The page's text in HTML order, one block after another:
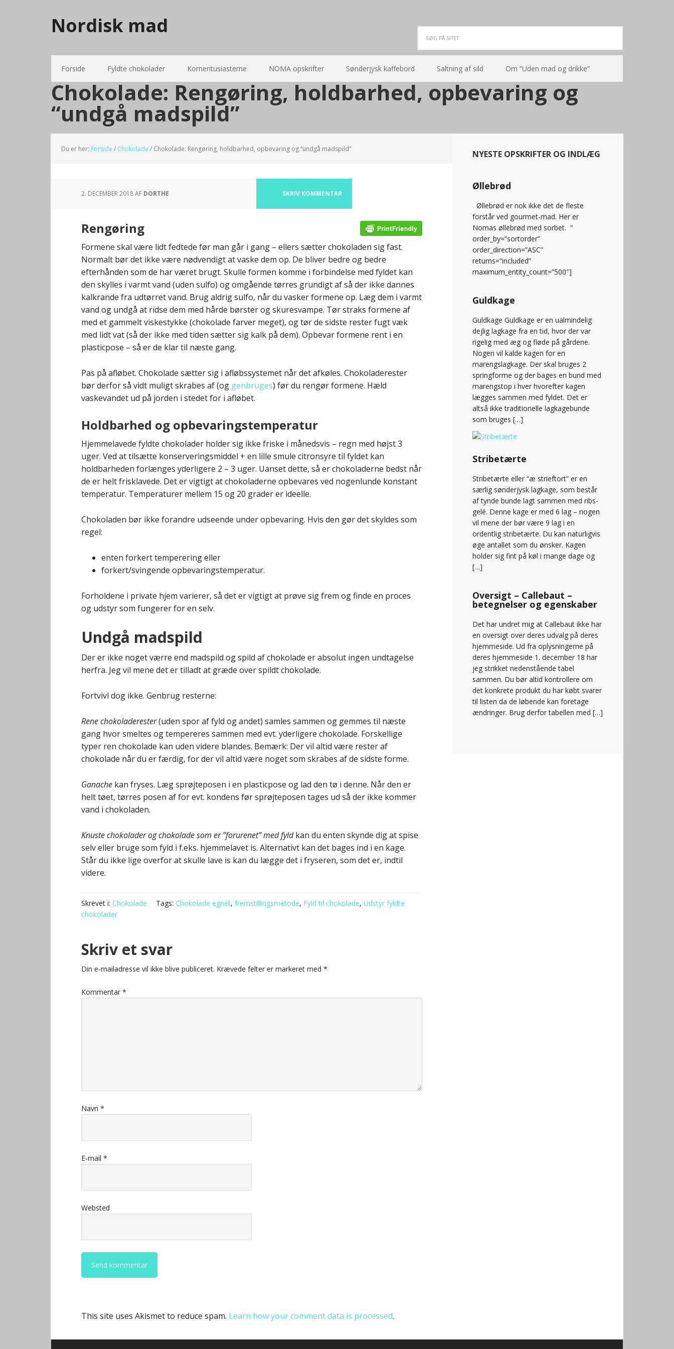
Nordisk mad
Forside Fyldte chokolader Kornentusiasterne NOMA opskrifter Sønderjysk kaffebord Saltning af sild Om “Uden mad og drikke”
Chokolade: Rengøring, holdbarhed, opbevaring og
“undgå madspild”
Du er her: Forside / Chokolade / Chokolade: Rengøring, holdbarhed, opbevaring og “undgå madspild”
2. DECEMBER 2018AF DORTHE SKRIV KOMMENTAR
Rengøring
Formene skal være lidt fedtede før man går i gang – ellers sætter chokoladen sig fast.
Normalt bør det ikke være nødvendigt at vaske dem op. De bliver bedre og bedre
efterhånden som de har været brugt. Skulle formen komme i forbindelse med fyldet kan
den skylles i varmt vand (uden sulfo) og omgående tørres grundigt af så der ikke dannes
kalkrande fra udtørret vand. Brug aldrig sulfo, når du vasker formene op. Læg dem i varmt
vand og undgå at ridse dem med hårde børster og skuresvampe. Tør straks formene af
med et gammelt viskestykke (chokolade farver meget), og tør de sidste rester fugt væk
med lidt vat (så der ikke med tiden sætter sig kalk på dem). Opbevar formene rent i en
plasticpose – så er de klar til næste gang.
Pas på afløbet. Chokolade sætter sig i afløbssystemet når det afkøles. Chokoladerester
bør derfor så vidt muligt skrabes af (og genbruges) før du rengør formene. Hæld
vaskevandet ud på jorden i stedet for i afløbet.
Holdbarhed og opbevaringstemperatur
Hjemmelavede fyldte chokolader holder sig ikke friske i månedsvis – regn med højst 3
uger. Ved at tilsætte konserveringsmiddel + en lille smule citronsyre til fyldet kan
holdbarheden forlænges yderligere 2 – 3 uger. Uanset dette, så er chokoladerne bedst når
de er helt frisklavede. Det er vigtigt at chokoladerne opbevares ved nogenlunde konstant
temperatur. Temperaturer mellem 15 og 20 grader er ideelle.
Chokoladen bør ikke forandre udseende under opbevaring. Hvis den gør det skyldes som
regel:
enten forkert temperering eller
forkert/svingende opbevaringstemperatur.
Forholdene i private hjem varierer, så det er vigtigt at prøve sig frem og finde en proces
og udstyr som fungerer for en selv.
Undgå madspild
Der er ikke noget værre end madspild og spild af chokolade er absolut ingen undtagelse
herfra. Jeg vil mene det er tilladt at græde over spildt chokolade.
Fortvivl dog ikke. Genbrug resterne:
Rene chokoladerester(uden spor af fyld og andet) samles sammen og gemmes til næste
gang hvor smeltes og tempereres sammen med evt. yderligere chokolade. Forskellige
typer ren chokolade kan uden videre blandes. Bemærk: Der vil altid være rester af
chokolade når du er færdig, for der vil altid være noget som skrabes af de sidste forme.
Ganache kan fryses. Læg sprøjteposen i en plasticpose og lad den tø i denne. Når den er
helt tøet, tørres posen af for evt. kondens før sprøjteposen tages ud så der ikke kommer
vand i chokoladen.
Knuste chokolader og chokolade som er ”forurenet” med fyldkan du enten skynde dig at spise
selv eller bruge som fyld i f.eks. hjemmelavet is. Alternativt kan det bages ind i en kage.
Står du ikke lige overfor at skulle lave is kan du lægge det i fryseren, som det er, indtil
videre.
Skrevet i: Chokolade Tags: Chokolade egnet, fremstillingsmetode, Fyld til chokolade, Udstyr fyldte
chokolader
Skriv et svar
Din e-mailadresse vil ikke blive publiceret. Krævede felter er markeret med *
Kommentar *
Navn *
E-mail *
Websted
This site uses Akismet to reduce spam. Learn how your comment data is processed.
NYESTE OPSKRIFTER OG INDLÆG
Øllebrød
Øllebrød er nok ikke det de fleste
forstår ved gourmet-mad. Her er
Nomas øllebrød med sorbet. ”
order_by=”sortorder”
order_direction=”ASC”
returns=”included”
maximum_entity_count=”500″]
Guldkage
Guldkage Guldkage er en ualmindelig
dejlig lagkage fra en tid, hvor der var
rigelig med æg og fløde på gårdene.
Nogen vil kalde kagen for en
marengslagkage. Der skal bruges 2
springforme og der bages en bund med
marengstop i hver hvorefter kagen
lægges sammen med fyldet. Det er
altså ikke traditionelle lagkagebunde
som bruges […]
Stribetærte
Stribetærte eller “æ strieftort” er en
særlig sønderjysk lagkage, som består
af tynde bunde lagt sammen med ribs-
gelé. Denne kage er med 6 lag – nogen
vil mene der bør være 9 lag i en
ordentlig stribetærte. Du kan naturligvis
øge antallet som du ønsker. Kagen
holder sig fint på køl i mange dage og
[…]
Oversigt – Callebaut –
betegnelser og egenskaber
Det har undret mig at Callebaut ikke har
en oversigt over deres udvalg på deres
hjemmeside. Ud fra oplysningerne på
deres hjemmeside 1. december 18 har
jeg strikket nedenstående tabel
sammen. Du bør altid kontrollere om
det konkrete produkt du har købt svarer
til listen da de løbende kan foretage
ændringer. Brug derfor tabellen med […]